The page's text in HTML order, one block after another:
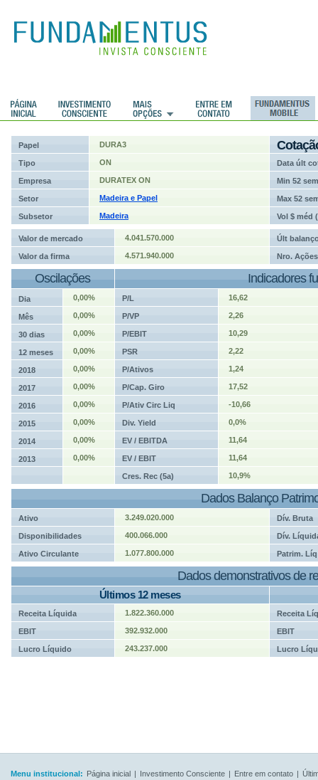
Papel DURA3
Tipo ON Data últ
Empresa DURATEX ON Min 52 sem
Setor Madeira e Papel Max 52
Subsetor Madeira Vol $ méd
Valor de mercado 4.041.570.000 Últ
Valor da firma 4.571.940.000 Nro. Ações
Oscilações Indicadores
Dia 0,00% P/L 16,62
Mês 0,00% P/VP 2,26
30 dias 0,00% P/EBIT 10,29
12 meses 0,00% PSR 2,22
2018 0,00% P/Ativos 1,24
2017 0,00% P/Cap. Giro 17,52
2016 0,00% P/Ativ Circ Liq -10,66
2015 0,00% Div. Yield 0,0%
2014 0,00% EV / EBITDA 11,64
2013 0,00% EV / EBIT 11,64
Cres. Rec (5a) 10,9%
Dados Balanço
Ativo 3.249.020.000 Dív. Bruta
Disponibilidades 400.066.000 Dív.
Ativo Circulante 1.077.800.000 Patrim. Líq
Dados demonstrativos de
Últimos 12 meses
Receita Líquida 1.822.360.000 Receita
EBIT 392.932.000 EBIT
Lucro Líquido 243.237.000 Lucro
Menu institucional: Página inicial | Investimento Consciente | Entre em contato |